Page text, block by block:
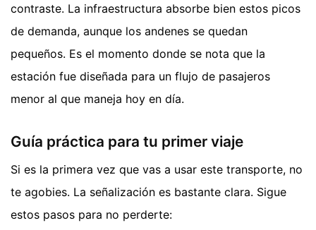
contraste. La infraestructura absorbe bien estos picos
de demanda, aunque los andenes se quedan
pequeños. Es el momento donde se nota que la
estación fue diseñada para un flujo de pasajeros
menor al que maneja hoy en día.
Guía práctica para tu primer viaje
Si es la primera vez que vas a usar este transporte, no
te agobies. La señalización es bastante clara. Sigue
estos pasos para no perderte: